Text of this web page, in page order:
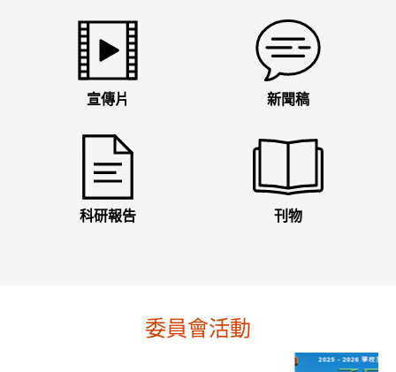
宣傳片 新聞稿
科研報告 刊物
委員會活動